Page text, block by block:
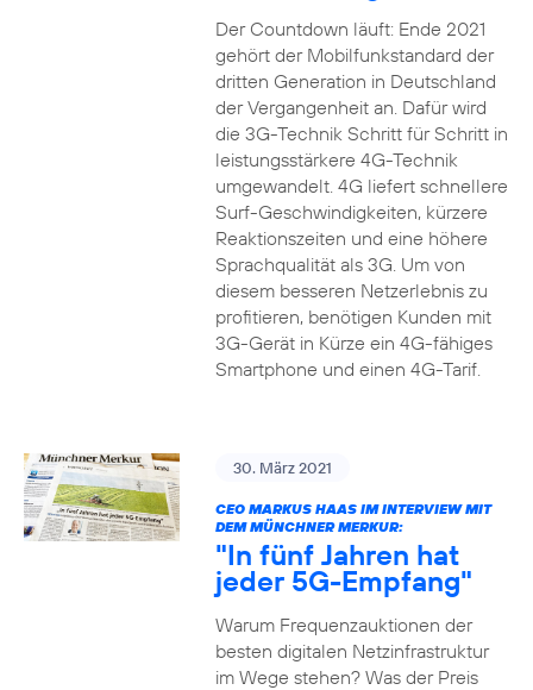
Der Countdown läuft: Ende 2021
gehört der Mobilfunkstandard der
dritten Generation in Deutschland
der Vergangenheit an. Dafür wird
die 3G-Technik Schritt für Schritt in
leistungsstärkere 4G-Technik
umgewandelt. 4G liefert schnellere
Surf-Geschwindigkeiten, kürzere
Reaktionszeiten und eine höhere
Sprachqualität als 3G. Um von
diesem besseren Netzerlebnis zu
profitieren, benötigen Kunden mit
3G-Gerät in Kürze ein 4G-fähiges
Smartphone und einen 4G-Tarif.
30. März 2021
CEO MARKUS HAAS IM INTERVIEW MIT
DEM MÜNCHNER MERKUR:
"In fünf Jahren hat
jeder 5G-Empfang"
Warum Frequenzauktionen der
besten digitalen Netzinfrastruktur
im Wege stehen? Was der Preis